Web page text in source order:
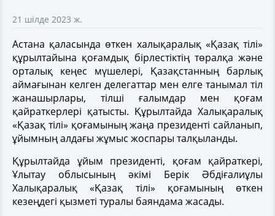
21 шілде 2023 ж.
Астана қаласында өткен халықаралық «Қазақ тілі»
құрылтайына қоғамдық бірлестіктің төралқа және
орталық кеңес мүшелері, Қазақстанның барлық
аймағынан келген делегаттар мен елге танымал тіл
жанашырлары, тілші ғалымдар мен қоғам
қайраткерлері қатысты. Құрылтайда Халықаралық
«Қазақ тілі» қоғамының жаңа президенті сайланып,
ұйымның алдағы жұмыс жоспары талқыланды.
Құрылтайда ұйым президенті, қоғам қайраткері,
Ұлытау облысының әкімі Берік Әбдіғалиұлы
Халықаралық «Қазақ тілі» қоғамының өткен
кезеңдегі қызметі туралы баяндама жасады.